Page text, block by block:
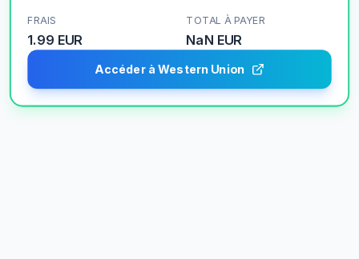
FRAIS
1.99 EUR
TOTAL À PAYER
NaN EUR
Accéder à Western Union